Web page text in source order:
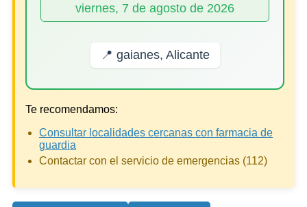
viernes, 7 de agosto de 2026
📍 gaianes, Alicante
Te recomendamos:
Consultar localidades cercanas con farmacia de
guardia
Contactar con el servicio de emergencias (112)